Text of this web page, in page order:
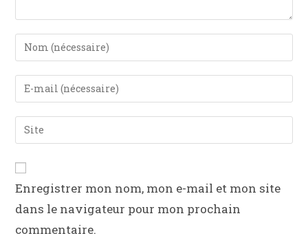
Enregistrer mon nom, mon e-mail et mon site
dans le navigateur pour mon prochain
commentaire.